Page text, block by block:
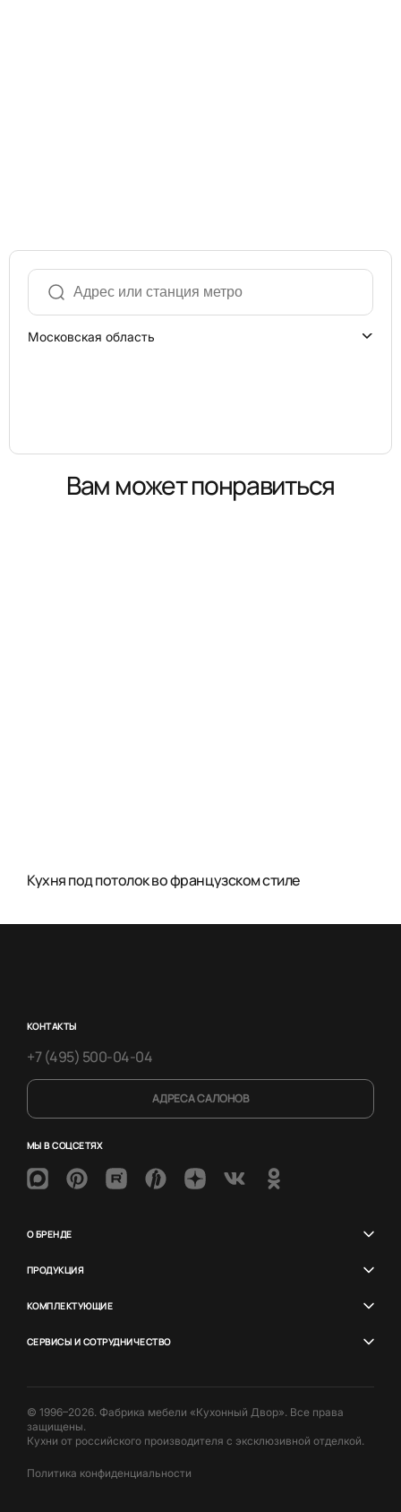
Московская область
Вам может понравиться
Кухня под потолок во французском стиле
КОНТАКТЫ
+7 (495) 500-04-04
АДРЕСА САЛОНОВ
МЫ В СОЦСЕТЯХ
О БРЕНДЕ
ПРОДУКЦИЯ
КОМПЛЕКТУЮЩИЕ
СЕРВИСЫ И СОТРУДНИЧЕСТВО
© 1996–2026. Фабрика мебели «Кухонный Двор». Все права
защищены.
Кухни от российского производителя с эксклюзивной отделкой.
Политика конфиденциальности